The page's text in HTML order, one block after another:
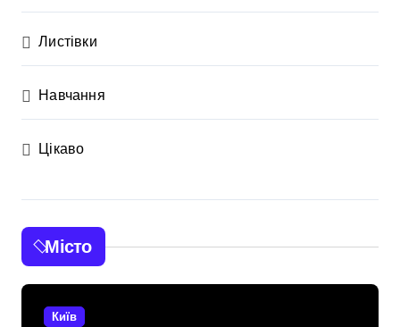
Листівки
Навчання
Цікаво
Місто
Київ